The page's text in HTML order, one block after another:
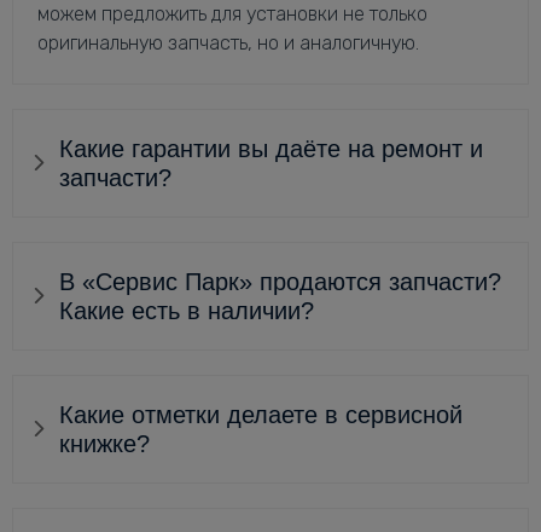
можем предложить для установки не только
оригинальную запчасть, но и аналогичную.
Какие гарантии вы даёте на ремонт и
запчасти?
В «Сервис Парк» продаются запчасти?
Какие есть в наличии?
Какие отметки делаете в сервисной
книжке?